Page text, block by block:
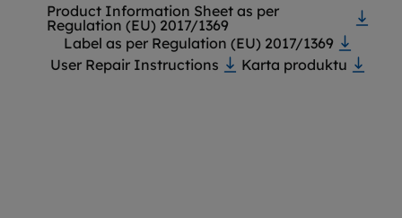
Product Information Sheet as per
Regulation (EU) 2017/1369
Label as per Regulation (EU) 2017/1369
User Repair Instructions
Karta produktu